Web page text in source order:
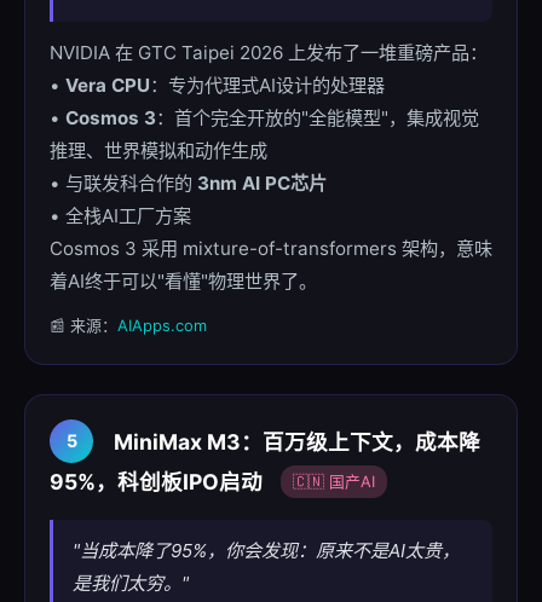
NVIDIA 在 GTC Taipei 2026 上发布了一堆重磅产品：
• Vera CPU：专为代理式AI设计的处理器
• Cosmos 3：首个完全开放的"全能模型"，集成视觉
推理、世界模拟和动作生成
• 与联发科合作的 3nm AI PC芯片
• 全栈AI工厂方案
Cosmos 3 采用 mixture-of-transformers 架构，意味
着AI终于可以"看懂"物理世界了。
📰 来源： AIApps.com
5
MiniMax M3：百万级上下文，成本降
95%，科创板IPO启动
🇨🇳 国产AI
"当成本降了95%，你会发现：原来不是AI太贵，
是我们太穷。"